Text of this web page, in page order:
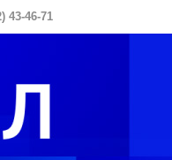
43-46-71